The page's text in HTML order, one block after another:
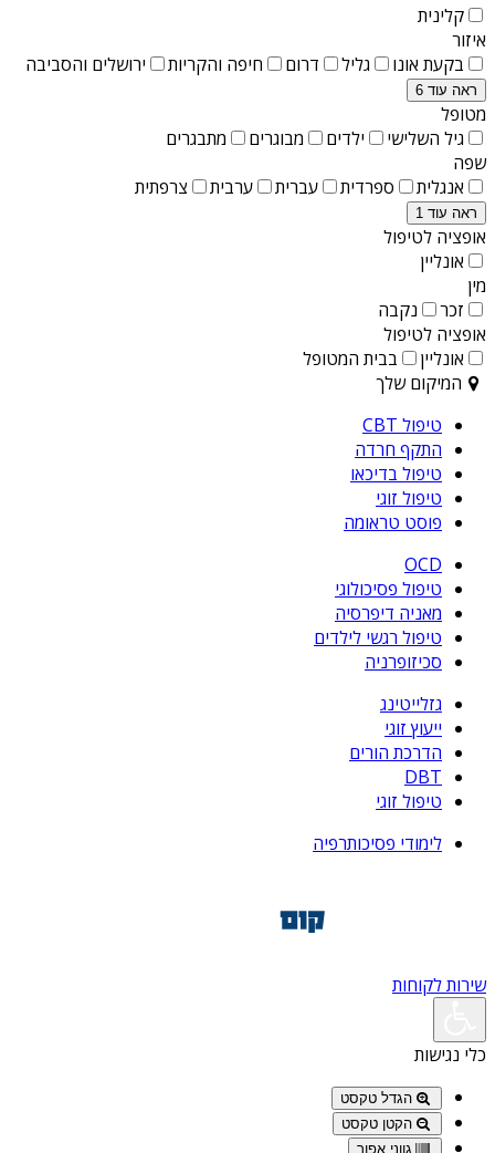
קלינית
איזור
בקעת אונו
גליל דרום חיפה והקריות ירושלים והסביבה
ראה עוד 6
מטופל
גיל השלישי
ילדים מבוגרים
מתבגרים
שפה
אנגלית
ספרדית עברית ערבית צרפתית
ראה עוד 1
אופציה לטיפול
אונליין
מין
זכר
נקבה
אופציה לטיפול
אונליין
בבית המטופל
המיקום שלך
טיפול CBT
התקף חרדה
טיפול בדיכאו
טיפול זוגי
פוסט טראומה
OCD
טיפול פסיכולוגי
מאניה דיפרסיה
טיפול רגשי לילדים
סכיזופרניה
גזלייטינג
ייעוץ זוגי
הדרכת הורים
DBT
טיפול זוגי
לימודי פסיכותרפיה
שירות לקוחות
כלי נגישות
הגדל טקסט
הקטן טקסט
גווני אפור